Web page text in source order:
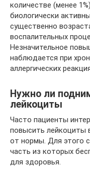
количестве (менее
биологически
существенно
воспалительных
Незначительное
наблюдается при
аллергических
Нужно ли
лейкоциты
Часто пациенты
повысить лейкоциты
от нормы. Для этого
часть из которых
для здоровья.